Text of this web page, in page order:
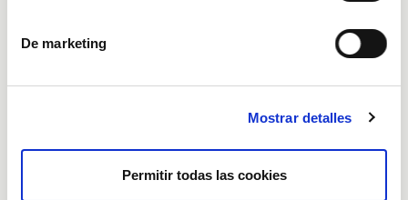
De marketing
Mostrar detalles
Permitir todas las cookies
Treballem en xarxa
Integració social